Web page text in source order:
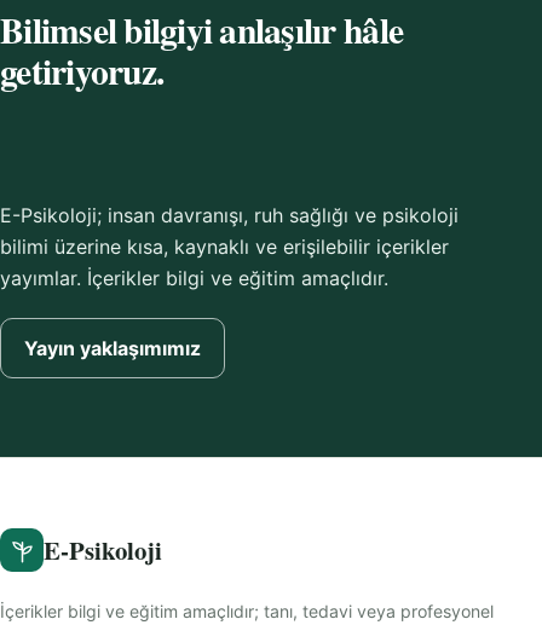
Bilimsel bilgiyi anlaşılır hâle
getiriyoruz.
E-Psikoloji; insan davranışı, ruh sağlığı ve psikoloji
bilimi üzerine kısa, kaynaklı ve erişilebilir içerikler
yayımlar. İçerikler bilgi ve eğitim amaçlıdır.
Yayın yaklaşımımız
E-Psikoloji
İçerikler bilgi ve eğitim amaçlıdır; tanı, tedavi veya profesyonel